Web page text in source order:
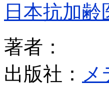
日本抗加
著者：
出版社：